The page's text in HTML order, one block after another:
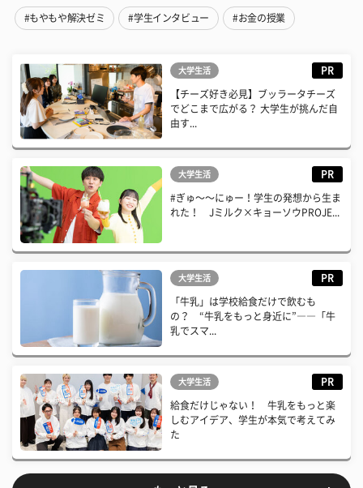
#もやもや解決ゼミ #学生インタビュー #お金の授業
大学生活 PR
【チーズ好き必見】ブッラータチーズ
でどこまで広がる？ 大学生が挑んだ自
由す...
大学生活 PR
#ぎゅ〜〜にゅー！学生の発想から生ま
れた！ Jミルク×キョーソウPROJE...
大学生活 PR
「牛乳」は学校給食だけで飲むも
の？ “牛乳をもっと身近に”――「牛
乳でスマ...
大学生活 PR
給食だけじゃない！ 牛乳をもっと楽
しむアイデア、学生が本気で考えてみ
た